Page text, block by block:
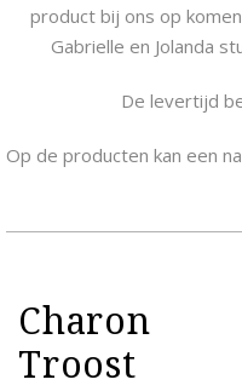
product bij ons op
Gabrielle en Jolanda
De levertijd
Op de producten kan een
Charon
Troost